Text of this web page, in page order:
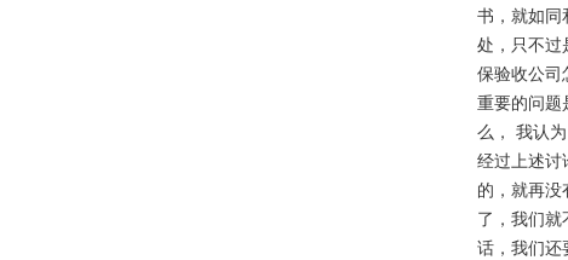
书，就如同
处，只不过
保验收公司
重要的问题
么， 我认
经过上述讨
的，就再
了，我们
话，我们还